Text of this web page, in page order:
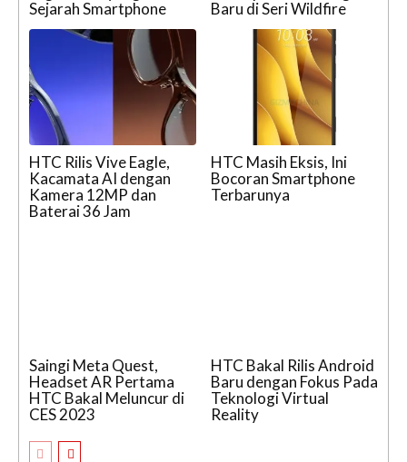
Sejarah Smartphone
Baru di Seri Wildfire
HTC Rilis Vive Eagle,
Kacamata AI dengan
Kamera 12MP dan
Baterai 36 Jam
HTC Masih Eksis, Ini
Bocoran Smartphone
Terbarunya
Saingi Meta Quest,
Headset AR Pertama
HTC Bakal Meluncur di
CES 2023
HTC Bakal Rilis Android
Baru dengan Fokus Pada
Teknologi Virtual
Reality